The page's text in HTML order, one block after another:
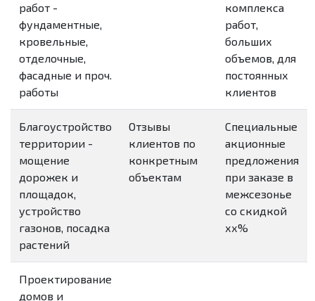
работ -
фундаментные,
кровельные,
отделочные,
фасадные и проч.
работы
комплекса
работ,
больших
объемов, для
постоянных
клиентов
Благоустройство
территории -
мощение
дорожек и
площадок,
устройство
газонов, посадка
растений
Отзывы
клиентов по
конкретным
объектам
Специальные
акционные
предложения
при заказе в
межсезонье
со скидкой
хх%
Проектирование
домов и